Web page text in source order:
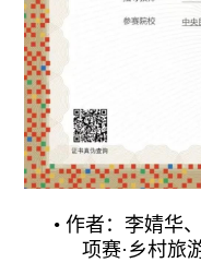
• 作者：李婧华
项赛·乡村旅